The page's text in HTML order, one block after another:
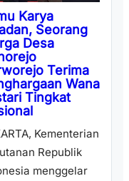
Karya
Seorang
Desa
Terima
Wana
Tingkat
Kementerian
Republik
menggelar